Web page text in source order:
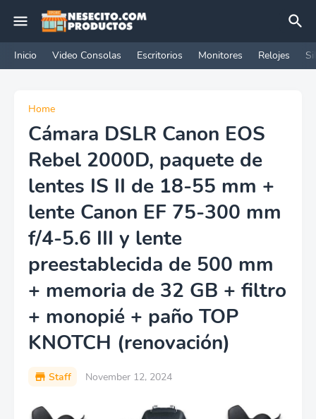
Inicio Video Consolas Escritorios Monitores Relojes
Home
Cámara DSLR Canon EOS
Rebel 2000D, paquete de
lentes IS II de 18-55 mm +
lente Canon EF 75-300 mm
f/4-5.6 III y lente
preestablecida de 500 mm
+ memoria de 32 GB + filtro
+ monopié + paño TOP
KNOTCH (renovación)
Staff November 12, 2024